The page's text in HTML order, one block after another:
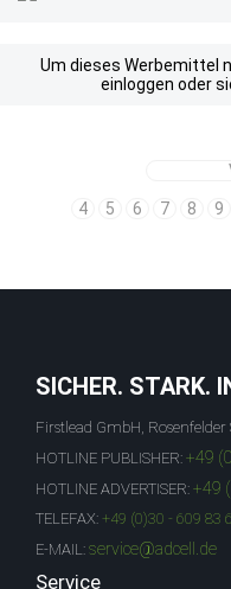
Um dieses Werbemittel
einloggen oder
4
5 6 7 8 9
SICHER. STARK.
Firstlead GmbH,
HOTLINE PUBLISHER: +49
HOTLINE ADVERTISER: +49
TELEFAX: +49 (0)30 - 609 83
E-MAIL: service@adcell.de
Service